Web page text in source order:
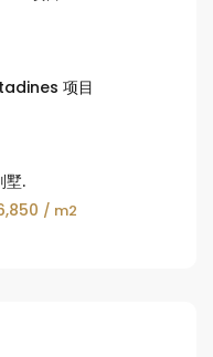
项目
墅.
/ m2